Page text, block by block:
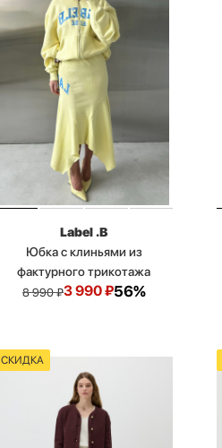
Label .B
Юбка с клиньями из
фактурного трикотажа
8 990₽3 990₽56%
СКИДКА